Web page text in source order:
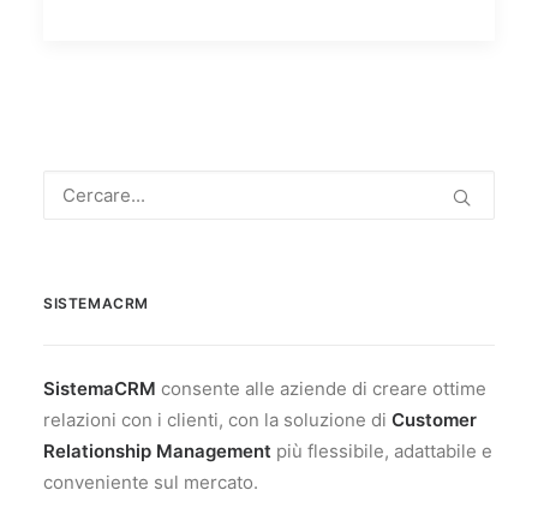
SISTEMACRM
SistemaCRM consente alle aziende di creare ottime
relazioni con i clienti, con la soluzione di Customer
Relationship Management più flessibile, adattabile e
conveniente sul mercato.